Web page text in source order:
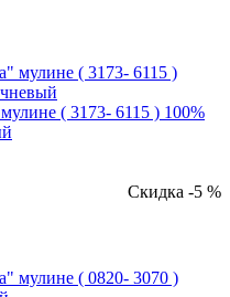
( 3173- 6115 ) 100%
Скидка -5 %